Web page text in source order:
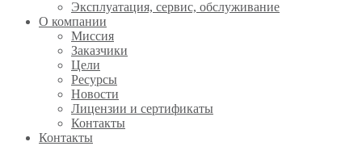
Эксплуатация, сервис, обслуживание
О компании
Миссия
Заказчики
Цели
Ресурсы
Новости
Лицензии и сертификаты
Контакты
Контакты